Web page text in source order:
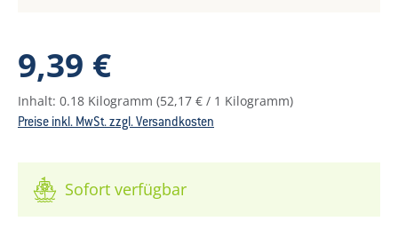
Regulärer Preis:
9,39 €
Inhalt: 0.18 Kilogramm (52,17 € / 1 Kilogramm)
Preise inkl. MwSt. zzgl. Versandkosten
Sofort verfügbar